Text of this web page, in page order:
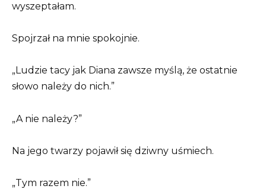
wyszeptałam.
Spojrzał na mnie spokojnie.
„Ludzie tacy jak Diana zawsze myślą, że ostatnie
słowo należy do nich.”
„A nie należy?”
Na jego twarzy pojawił się dziwny uśmiech.
„Tym razem nie.”